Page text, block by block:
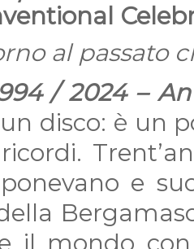
al passato
/ 2024 –
disco: è un
e
il mondo